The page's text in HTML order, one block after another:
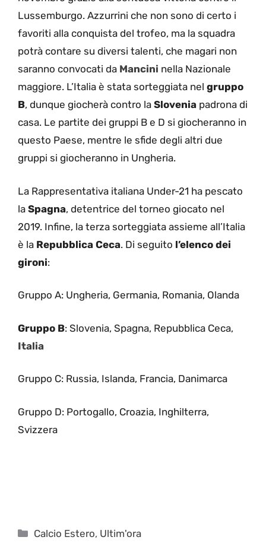
Lussemburgo. Azzurrini che non sono di certo i
favoriti alla conquista del trofeo, ma la squadra
potrà contare su diversi talenti, che magari non
saranno convocati da Mancini nella Nazionale
maggiore. L’Italia è stata sorteggiata nel gruppo
B, dunque giocherà contro la Slovenia padrona di
casa. Le partite dei gruppi B e D si giocheranno in
questo Paese, mentre le sfide degli altri due
gruppi si giocheranno in Ungheria.
La Rappresentativa italiana Under-21 ha pescato
la Spagna, detentrice del torneo giocato nel
2019. Infine, la terza sorteggiata assieme all’Italia
è la Repubblica Ceca. Di seguito l’elenco dei
gironi:
Gruppo A: Ungheria, Germania, Romania, Olanda
Gruppo B: Slovenia, Spagna, Repubblica Ceca,
Italia
Gruppo C: Russia, Islanda, Francia, Danimarca
Gruppo D: Portogallo, Croazia, Inghilterra,
Svizzera
Categorie
Calcio Estero, Ultim'ora